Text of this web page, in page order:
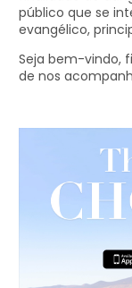
público que se
evangélico,
Seja bem-vindo,
de nos